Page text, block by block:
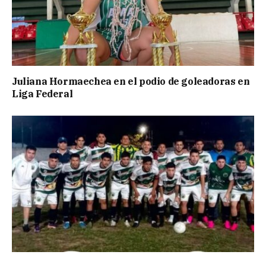
Juliana Hormaechea en el podio de goleadoras en
Liga Federal